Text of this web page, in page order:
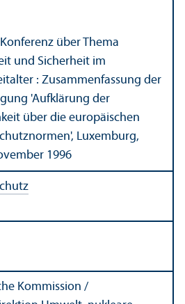
über Thema
und Sicherheit im
: Zusammenfassung der
'Aufklärung der
über die europäischen
Luxemburg,
1996
Kommission /